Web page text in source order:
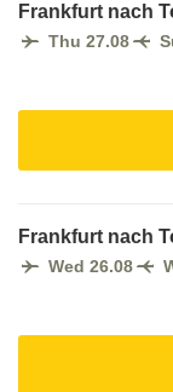
Frankfurt nach
Thu 27.08
Frankfurt nach
Wed 26.08